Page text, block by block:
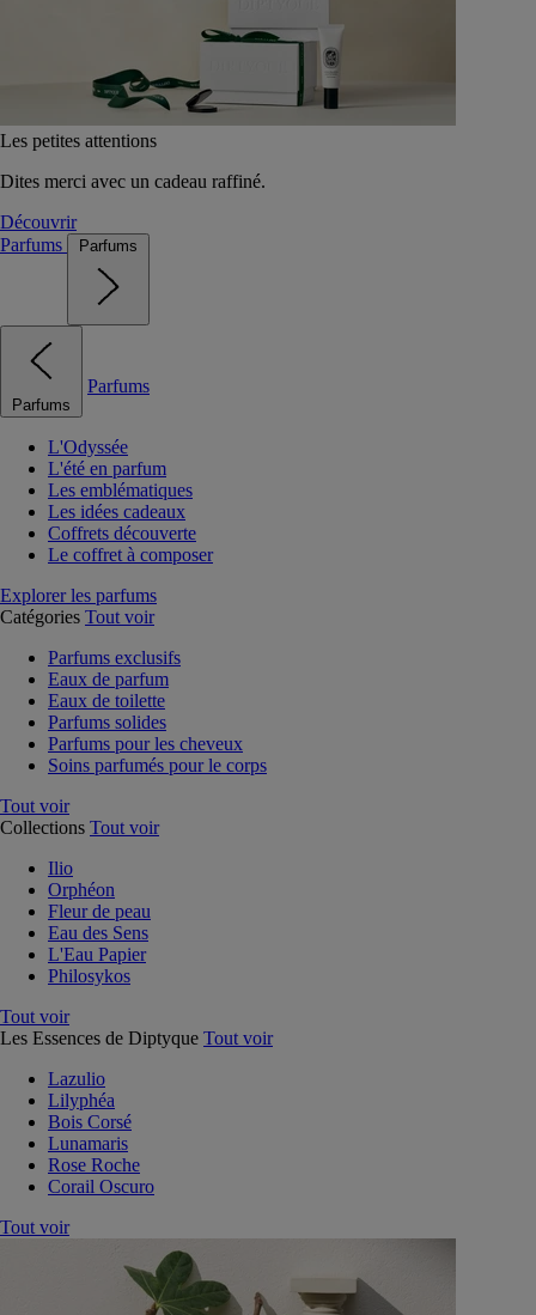
Les petites attentions
Dites merci avec un cadeau raffiné.
Découvrir
Parfums
Parfums
Parfums
Parfums
L'Odyssée
L'été en parfum
Les emblématiques
Les idées cadeaux
Coffrets découverte
Le coffret à composer
Explorer les parfums
Catégories Tout voir
Parfums exclusifs
Eaux de parfum
Eaux de toilette
Parfums solides
Parfums pour les cheveux
Soins parfumés pour le corps
Tout voir
Collections Tout voir
Ilio
Orphéon
Fleur de peau
Eau des Sens
L'Eau Papier
Philosykos
Tout voir
Les Essences de Diptyque Tout voir
Lazulio
Lilyphéa
Bois Corsé
Lunamaris
Rose Roche
Corail Oscuro
Tout voir